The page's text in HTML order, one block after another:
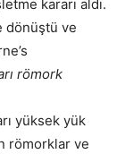
kararı aldı.
dönüştü ve
römork
yüksek yük
römorklar ve